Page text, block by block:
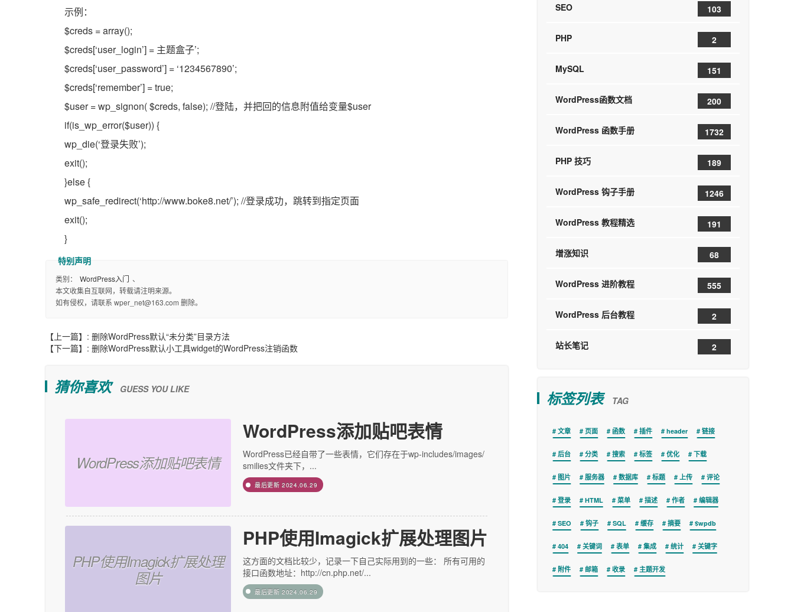
示例：
$creds = array();
$creds[‘user_login’] = 主题盒子’;
$creds[‘user_password’] = ‘1234567890’;
$creds[‘remember’] = true;
$user = wp_signon( $creds, false); //登陆，并把回的信息附值给变量$user
if(is_wp_error($user)) {
wp_die(‘登录失败’);
exit();
}else {
wp_safe_redirect(‘http://www.boke8.net/’); //登录成功，跳转到指定页面
exit();
}
类别： WordPress入门 、
本文收集自互联网，转载请注明来源。
如有侵权，请联系 wper_net@163.com 删除。
【上一篇】: 删除WordPress默认“未分类”目录方法
【下一篇】: 删除WordPress默认小工具widget的WordPress注销函数
猜你喜欢 GUESS YOU LIKE
WordPress添加贴吧表情
WordPress添加贴吧表情
WordPress已经自带了一些表情，它们存在于wp-includes/images/
smilies文件夹下，...
最后更新2024.06.29
PHP使用Imagick扩展处理
图片
PHP使用Imagick扩展处理图片
这方面的文档比较少，记录一下自己实际用到的一些： 所有可用的
接口函数地址：http://cn.php.net/...
最后更新2024.06.29
SEO 103
PHP 2
MySQL 151
WordPress函数文档 200
WordPress 函数手册 1732
PHP 技巧 189
WordPress 钩子手册 1246
WordPress 教程精选 191
增涨知识 68
WordPress 进阶教程 555
WordPress 后台教程 2
站长笔记 2
标签列表 TAG
文章 页面 函数 插件 header 链接
后台 分类 搜索 标签 优化 下载
图片 服务器 数据库 标题 上传 评论
登录 HTML 菜单 描述 作者 编辑器
SEO 钩子 SQL 缓存 摘要 $wpdb
404 关键词 表单 集成 统计 关键字
附件 邮箱 收录 主题开发